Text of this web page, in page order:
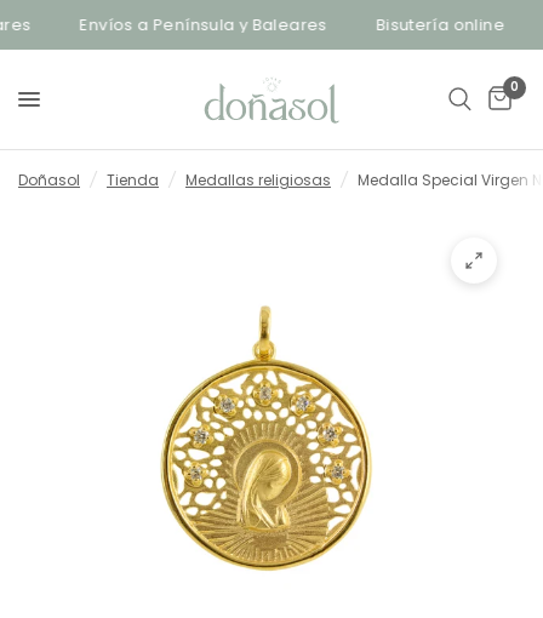
Envíos a Península y Baleares Bisutería online
0
Doñasol / Tienda / Medallas religiosas / Medalla Special Virgen